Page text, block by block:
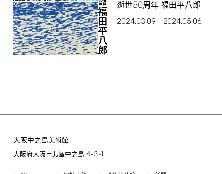
逝世50周年 福田平八郎
2024.03.09– 2024.05.06
大阪中之島美術館
大阪府大阪市北區中之島 4-3-1